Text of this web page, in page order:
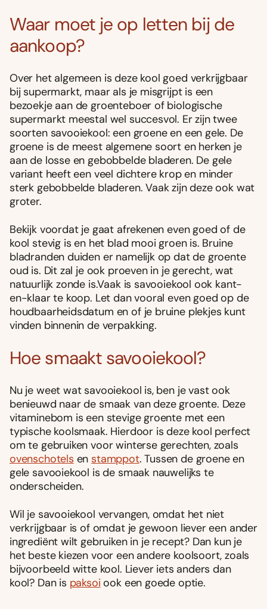
Waar moet je op letten bij de
aankoop?
Over het algemeen is deze kool goed verkrijgbaar
bij supermarkt, maar als je misgrijpt is een
bezoekje aan de groenteboer of biologische
supermarkt meestal wel succesvol. Er zijn twee
soorten savooiekool: een groene en een gele. De
groene is de meest algemene soort en herken je
aan de losse en gebobbelde bladeren. De gele
variant heeft een veel dichtere krop en minder
sterk gebobbelde bladeren. Vaak zijn deze ook wat
groter.
Bekijk voordat je gaat afrekenen even goed of de
kool stevig is en het blad mooi groen is. Bruine
bladranden duiden er namelijk op dat de groente
oud is. Dit zal je ook proeven in je gerecht, wat
natuurlijk zonde is.Vaak is savooiekool ook kant-
en-klaar te koop. Let dan vooral even goed op de
houdbaarheidsdatum en of je bruine plekjes kunt
vinden binnenin de verpakking.
Hoe smaakt savooiekool?
Nu je weet wat savooiekool is, ben je vast ook
benieuwd naar de smaak van deze groente. Deze
vitaminebom is een stevige groente met een
typische koolsmaak. Hierdoor is deze kool perfect
om te gebruiken voor winterse gerechten, zoals
ovenschotels en stamppot. Tussen de groene en
gele savooiekool is de smaak nauwelijks te
onderscheiden.
Wil je savooiekool vervangen, omdat het niet
verkrijgbaar is of omdat je gewoon liever een ander
ingrediënt wilt gebruiken in je recept? Dan kun je
het beste kiezen voor een andere koolsoort, zoals
bijvoorbeeld witte kool. Liever iets anders dan
kool? Dan is paksoi ook een goede optie.